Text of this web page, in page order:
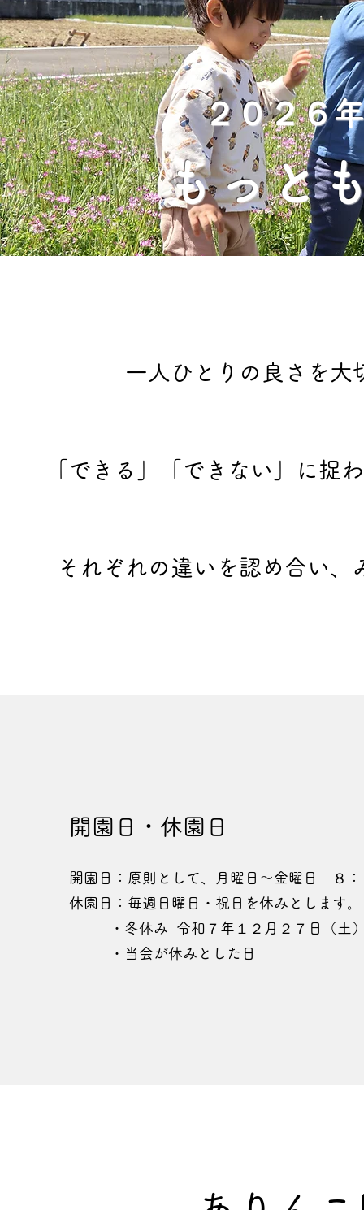
２０２６
もっと
一人ひとりの良さを大
「できる」「できない」に捉
それぞれの違いを認め合い
開園日・休園日
開園日：原則として、月曜日～金曜日 ８
休園日：毎週日曜日・祝日を休みとします。
・冬休み 令和７年１２月２７日（土）
・当会が休みとした日